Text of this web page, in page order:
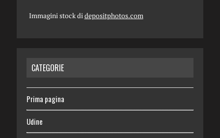
Immagini stock didepositphotos.com
CATEGORIE
Prima pagina
Udine